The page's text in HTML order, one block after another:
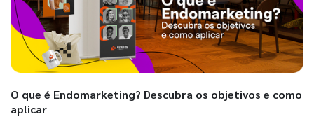
O que é Endomarketing? Descubra os objetivos e como
aplicar